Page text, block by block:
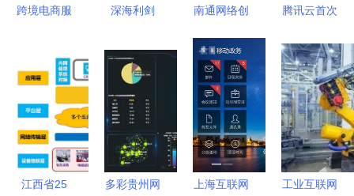
跨境电商服
品出海保驾
护航的数字
护航者
深海利剑
型鱼雷的技
术革新与网
络化未来
南通网络创
术服务的机
遇与行动指
南
腾讯云首次
产品矩阵
以自研驱动
软硬件协
同，提升网
络技术服务
新高度
江西省25
多彩贵州网
上海互联网
工业互联网